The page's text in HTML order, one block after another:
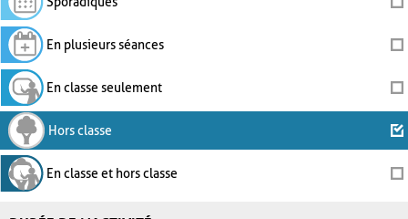
En plusieurs séances
En classe seulement
Hors classe
En classe et hors classe